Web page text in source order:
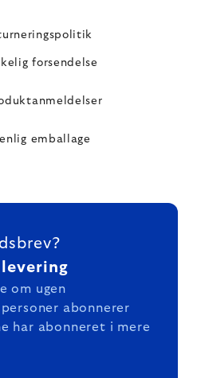
forsendelse
emballage
om ugen
abonnerer
har abonneret i mere